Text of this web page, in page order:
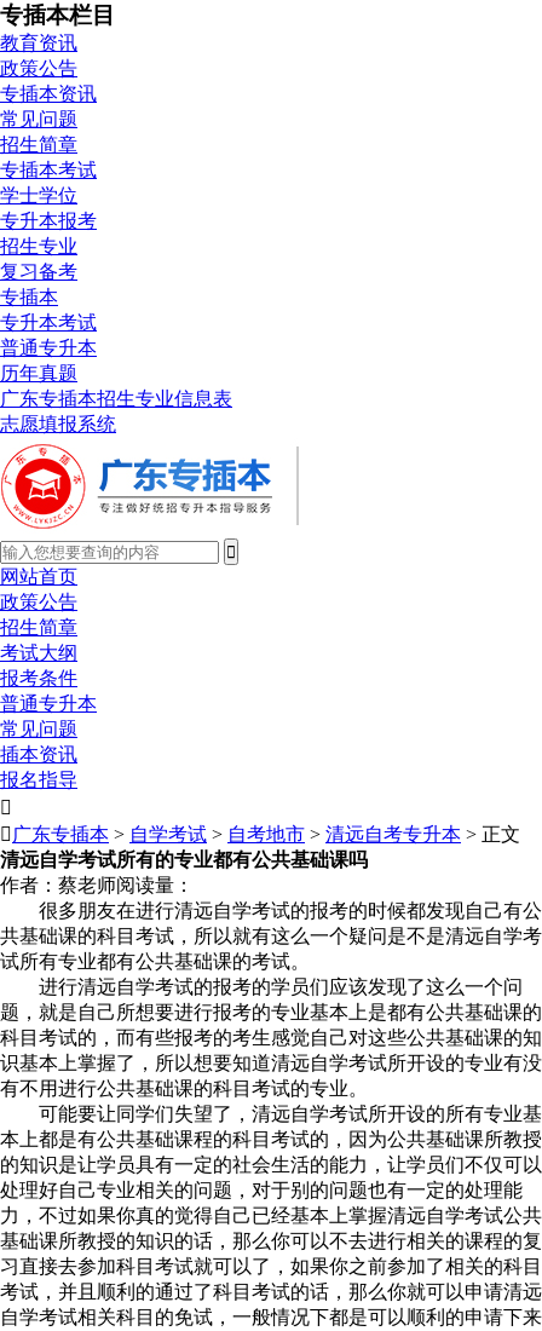
专插本栏目
教育资讯
政策公告
专插本资讯
常见问题
招生简章
专插本考试
学士学位
专升本报考
招生专业
复习备考
专插本
专升本考试
普通专升本
历年真题
广东专插本招生专业信息表
志愿填报系统
网站首页
政策公告
招生简章
考试大纲
报考条件
普通专升本
常见问题
插本资讯
报名指导

 广东专插本 > 自学考试 > 自考地市 > 清远自考专升本 > 正文
清远自学考试所有的专业都有公共基础课吗
作者：蔡老师阅读量：
很多朋友在进行清远自学考试的报考的时候都发现自己有公
共基础课的科目考试，所以就有这么一个疑问是不是清远自学考
试所有专业都有公共基础课的考试。
进行清远自学考试的报考的学员们应该发现了这么一个问
题，就是自己所想要进行报考的专业基本上是都有公共基础课的
科目考试的，而有些报考的考生感觉自己对这些公共基础课的知
识基本上掌握了，所以想要知道清远自学考试所开设的专业有没
有不用进行公共基础课的科目考试的专业。
可能要让同学们失望了，清远自学考试所开设的所有专业基
本上都是有公共基础课程的科目考试的，因为公共基础课所教授
的知识是让学员具有一定的社会生活的能力，让学员们不仅可以
处理好自己专业相关的问题，对于别的问题也有一定的处理能
力，不过如果你真的觉得自己已经基本上掌握清远自学考试公共
基础课所教授的知识的话，那么你可以不去进行相关的课程的复
习直接去参加科目考试就可以了，如果你之前参加了相关的科目
考试，并且顺利的通过了科目考试的话，那么你就可以申请清远
自学考试相关科目的免试，一般情况下都是可以顺利的申请下来